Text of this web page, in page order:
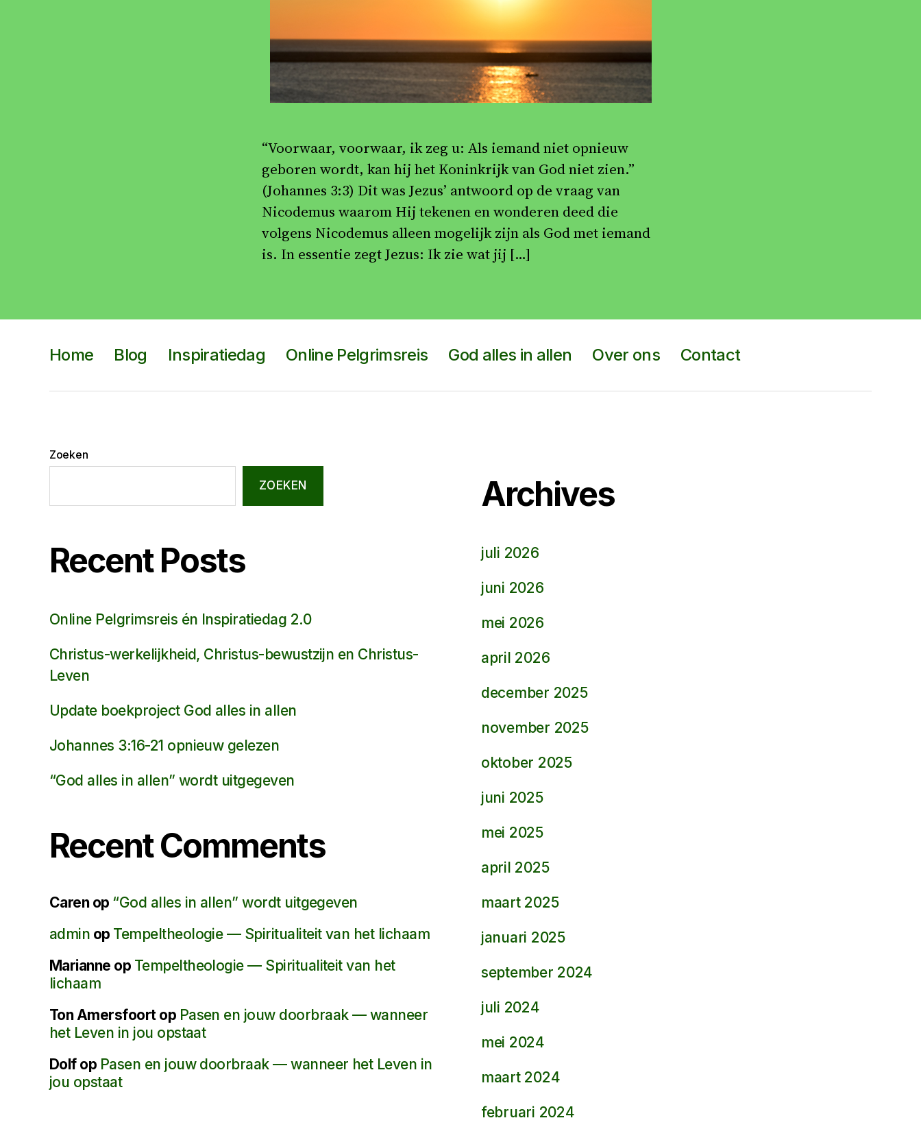
“Voorwaar, voorwaar, ik zeg u: Als iemand niet opnieuw
geboren wordt, kan hij het Koninkrijk van God niet zien.”
(Johannes 3:3) Dit was Jezus’ antwoord op de vraag van
Nicodemus waarom Hij tekenen en wonderen deed die
volgens Nicodemus alleen mogelijk zijn als God met iemand
is. In essentie zegt Jezus: Ik zie wat jij […]
Home Blog Inspiratiedag Online Pelgrimsreis God alles in allen Over ons Contact
Zoeken
ZOEKEN
Recent Posts
Online Pelgrimsreis én Inspiratiedag 2.0
Christus-werkelijkheid, Christus-bewustzijn en Christus-
Leven
Update boekproject God alles in allen
Johannes 3:16-21 opnieuw gelezen
“God alles in allen” wordt uitgegeven
Recent Comments
Carenop “God alles in allen” wordt uitgegeven
admin op Tempeltheologie — Spiritualiteit van het lichaam
Marianne op Tempeltheologie — Spiritualiteit van het
lichaam
Ton Amersfoortop Pasen en jouw doorbraak — wanneer
het Leven in jou opstaat
Dolfop Pasen en jouw doorbraak — wanneer het Leven in
jou opstaat
Archives
juli 2026
juni 2026
mei 2026
april 2026
december 2025
november 2025
oktober 2025
juni 2025
mei 2025
april 2025
maart 2025
januari 2025
september 2024
juli 2024
mei 2024
maart 2024
februari 2024